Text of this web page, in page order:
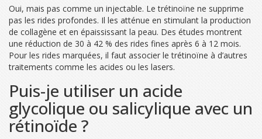
Oui, mais pas comme un injectable. Le trétinoïne ne supprime
pas les rides profondes. Il les atténue en stimulant la production
de collagène et en épaississant la peau. Des études montrent
une réduction de 30 à 42 % des rides fines après 6 à 12 mois.
Pour les rides marquées, il faut associer le trétinoïne à d’autres
traitements comme les acides ou les lasers.
Puis-je utiliser un acide
glycolique ou salicylique avec un
rétinoïde ?